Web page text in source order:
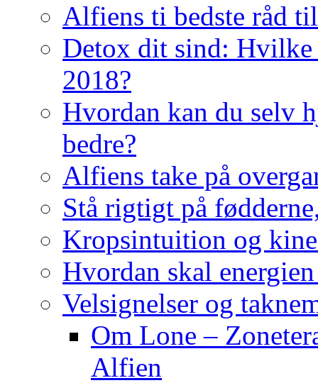
Alfiens ti bedste råd
Detox dit sind:
2018?
Hvordan kan du selv
bedre?
Alfiens take på
Stå rigtigt på
Kropsintuition og
Hvordan skal
Velsignelser og
Om Lone –
Alfien